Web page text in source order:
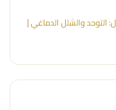
التوحد والشلل الدماغي |